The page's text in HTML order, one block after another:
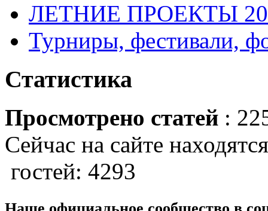
ЛЕТНИЕ ПРОЕКТЫ
Турниры, фестивали,
Статистика
Просмотрено статей :
Сейчас на сайте
гостей: 4293